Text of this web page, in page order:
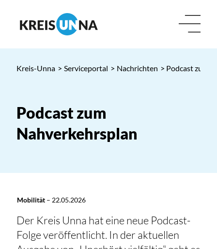
Kreis-Unna > Serviceportal > Nachrichten > Podcast zum
Podcast zum
Nahverkehrsplan
Mobilität– 22.05.2026
Der Kreis Unna hat eine neue Podcast-
Folge veröffentlicht. In der aktuellen